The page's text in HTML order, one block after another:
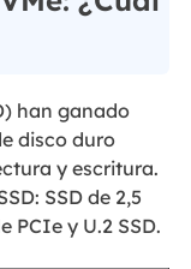
han ganado
disco duro
y escritura.
SSD de 2,5
PCIe y U.2 SSD.